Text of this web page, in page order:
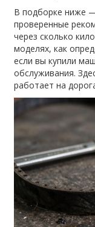
В подборке ниже
проверенные
через сколько
моделях, как
если вы купили
обслуживания.
работает на